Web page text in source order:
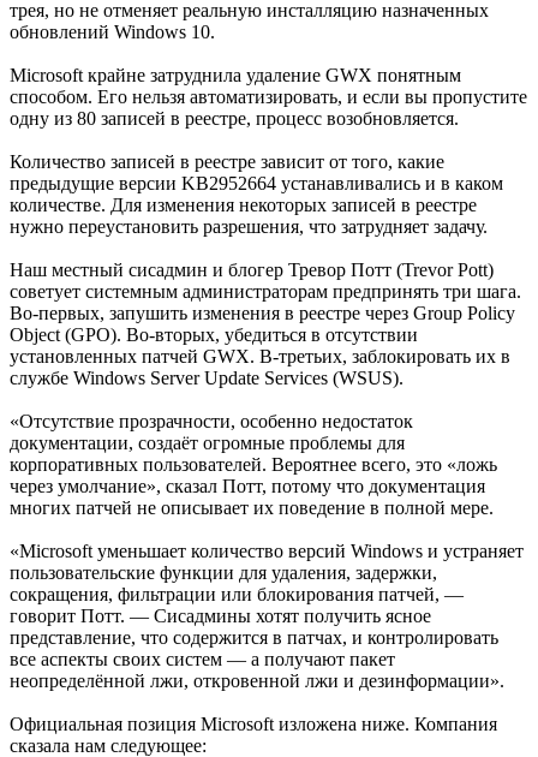
трея, но не отменяет реальную инсталляцию назначенных
обновлений Windows 10.
Microsoft крайне затруднила удаление GWX понятным
способом. Его нельзя автоматизировать, и если вы пропустите
одну из 80 записей в реестре, процесс возобновляется.
Количество записей в реестре зависит от того, какие
предыдущие версии KB2952664 устанавливались и в каком
количестве. Для изменения некоторых записей в реестре
нужно переустановить разрешения, что затрудняет задачу.
Наш местный сисадмин и блогер Тревор Потт (Trevor Pott)
советует системным администраторам предпринять три шага.
Во-первых, запушить изменения в реестре через Group Policy
Object (GPO). Во-вторых, убедиться в отсутствии
установленных патчей GWX. В-третьих, заблокировать их в
службе Windows Server Update Services (WSUS).
«Отсутствие прозрачности, особенно недостаток
документации, создаёт огромные проблемы для
корпоративных пользователей. Вероятнее всего, это «ложь
через умолчание», сказал Потт, потому что документация
многих патчей не описывает их поведение в полной мере.
«Microsoft уменьшает количество версий Windows и устраняет
пользовательские функции для удаления, задержки,
сокращения, фильтрации или блокирования патчей, —
говорит Потт. — Сисадмины хотят получить ясное
представление, что содержится в патчах, и контролировать
все аспекты своих систем — а получают пакет
неопределённой лжи, откровенной лжи и дезинформации».
Официальная позиция Microsoft изложена ниже. Компания
сказала нам следующее: